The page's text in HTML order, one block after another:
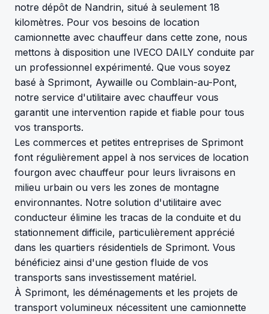
notre dépôt de Nandrin, situé à seulement 18
kilomètres. Pour vos besoins de location
camionnette avec chauffeur dans cette zone, nous
mettons à disposition une IVECO DAILY conduite par
un professionnel expérimenté. Que vous soyez
basé à Sprimont, Aywaille ou Comblain-au-Pont,
notre service d'utilitaire avec chauffeur vous
garantit une intervention rapide et fiable pour tous
vos transports.
Les commerces et petites entreprises de Sprimont
font régulièrement appel à nos services de location
fourgon avec chauffeur pour leurs livraisons en
milieu urbain ou vers les zones de montagne
environnantes. Notre solution d'utilitaire avec
conducteur élimine les tracas de la conduite et du
stationnement difficile, particulièrement apprécié
dans les quartiers résidentiels de Sprimont. Vous
bénéficiez ainsi d'une gestion fluide de vos
transports sans investissement matériel.
À Sprimont, les déménagements et les projets de
transport volumineux nécessitent une camionnette